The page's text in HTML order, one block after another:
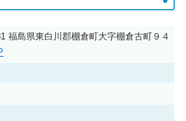
福島県東白川郡棚倉町大字棚倉古町９４